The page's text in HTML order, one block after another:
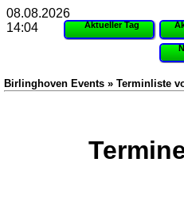
Aktueller Tag
Birlinghoven Events » Terminliste
08.08.2026
14:04